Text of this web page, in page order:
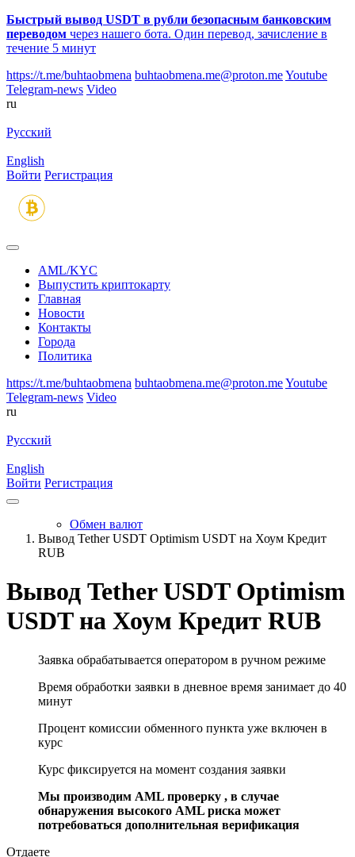
Быстрый вывод USDT в рубли безопасным банковским
переводом через нашего бота. Один перевод, зачисление в
течение 5 минут
https://t.me/buhtaobmena buhtaobmena.me@proton.meYoutube
Telegram-news Video
ru
Русский
English
Войти Регистрация
AML/KYC
Выпустить криптокарту
Главная
Новости
Контакты
Города
Политика
https://t.me/buhtaobmena buhtaobmena.me@proton.meYoutube
Telegram-news Video
ru
Русский
English
Войти Регистрация
Обмен валют
Вывод Tether USDT Optimism USDT на Хоум Кредит
RUB
Вывод Tether USDT Optimism
USDT на Хоум Кредит RUB
Заявка обрабатывается оператором в ручном режиме
Время обработки заявки в дневное время занимает до 40
минут
Процент комиссии обменного пункта уже включен в
курс
Курс фиксируется на момент создания заявки
Мы производим AML проверку , в случае
обнаружения высокого AML риска может
потребоваться дополнительная верификация
Отдаете